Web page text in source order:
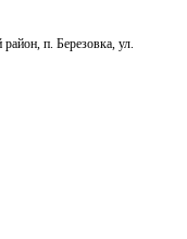
п. Березовка, ул.